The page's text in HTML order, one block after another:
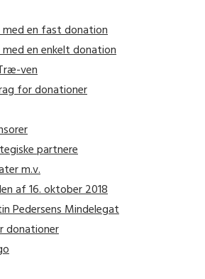
en fast donation
en enkelt donation
ven
for donationer
partnere
m.v.
af 16. oktober 2018
Pedersens Mindelegat
donationer